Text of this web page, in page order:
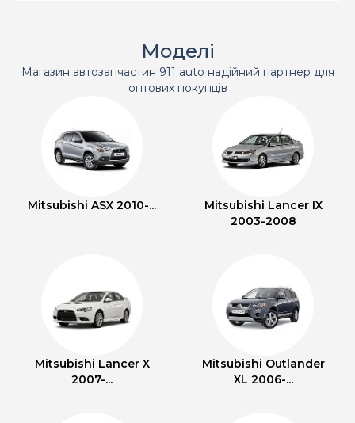
Моделі
Магазин автозапчастин 911 auto надійний партнер для
оптових покупців
Mitsubishi ASX 2010-...
Mitsubishi Lancer IX
2003-2008
Mitsubishi Lancer X
2007-...
Mitsubishi Outlander
XL 2006-...